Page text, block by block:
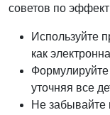
советов по
Используйте
как
уточняя все
Не забывайте